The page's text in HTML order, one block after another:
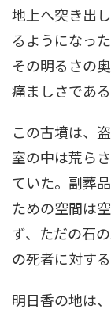
地上へ突き出
るようになっ
その明るさの
痛ましさである
この古墳は、
室の中は荒ら
ていた。副葬
ための空間は
ず、ただの石
の死者に対す
明日香の地は